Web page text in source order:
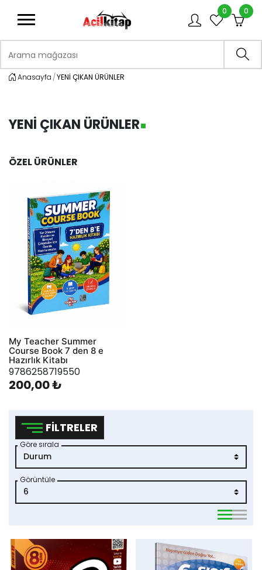
0 0
Anasayfa YENİ ÇIKAN ÜRÜNLER
YENİ ÇIKAN ÜRÜNLER
ÖZEL ÜRÜNLER
My Teacher Summer
Course Book 7 den 8 e
Hazırlık Kitabı
9786258719550
200,00 ₺
FILTRELER
Göre sırala
Görüntüle